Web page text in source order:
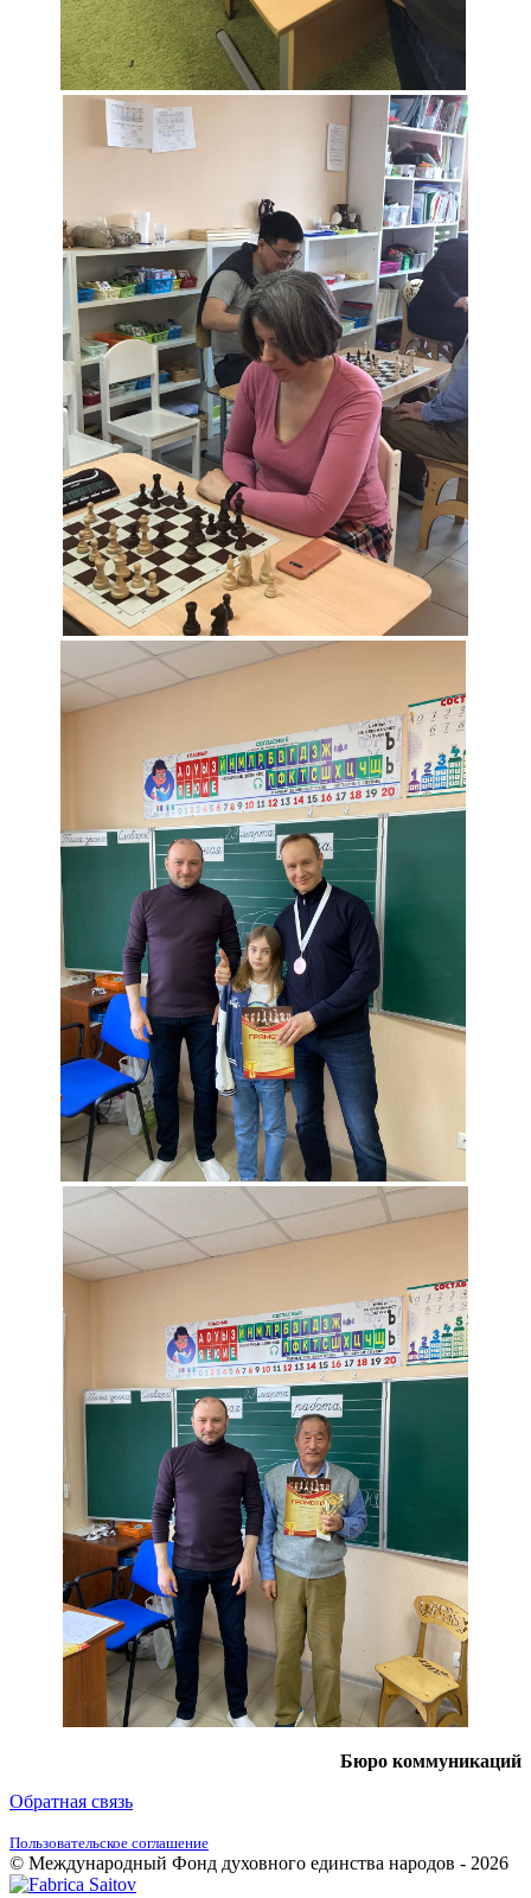
Бюро коммуникаций
Обратная связь
Пользовательское соглашение
© Международный Фонд духовного единства народов - 2026